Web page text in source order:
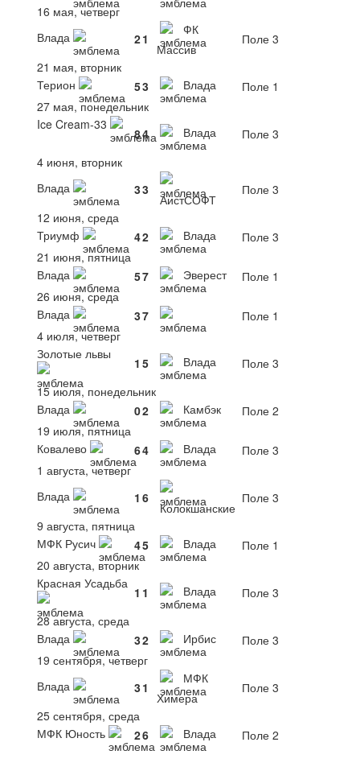
16 мая, четверг
Влада
21
ФК
Массив
Поле 3
21 мая, вторник
Терион
53 Влада
Поле 1
27 мая, понедельник
Ice Cream-33
84 Влада
Поле 3
4 июня, вторник
Влада
33
АистСОФТ
Поле 3
12 июня, среда
Триумф
42 Влада
Поле 3
21 июня, пятница
Влада
57 Эверест
Поле 1
26 июня, среда
Влада
37
Поле 1
4 июля, четверг
Золотые львы
1 5 Влада
Поле 3
15 июля, понедельник
Влада
02 Камбэк
Поле 2
19 июля, пятница
Ковалево
64 Влада
Поле 3
1 августа, четверг
Влада
1 6
Колокшанские
Поле 3
9 августа, пятница
МФК Русич
45 Влада
Поле 1
20 августа, вторник
Красная Усадьба
1 1 Влада
Поле 3
28 августа, среда
Влада
32 Ирбис
Поле 3
19 сентября, четверг
Влада
31
МФК
Химера
Поле 3
25 сентября, среда
МФК Юность
26 Влада Поле 2